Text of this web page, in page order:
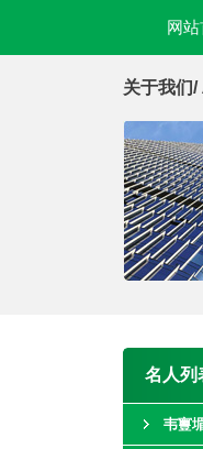
网
关于我们/
名人列
韦寷